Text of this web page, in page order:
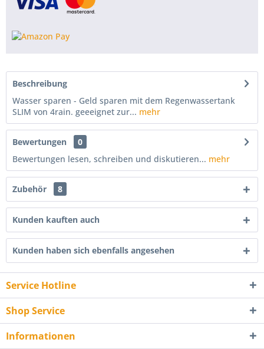
Beschreibung
Wasser sparen - Geld sparen mit dem Regenwassertank
SLIM von 4rain. geeeignet zur... mehr
Bewertungen
0
Bewertungen lesen, schreiben und diskutieren... mehr
Zubehör 8
Kunden kauften auch
Kunden haben sich ebenfalls angesehen
Service Hotline
Shop Service
Informationen